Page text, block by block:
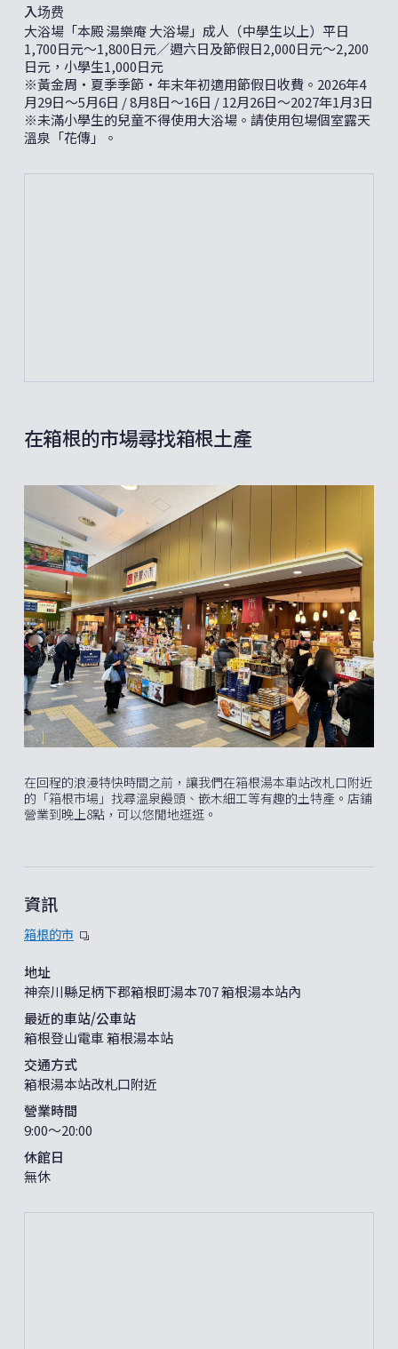
入场费
大浴場「本殿 湯樂庵 大浴場」成人（中學生以上）平日
1,700日元～1,800日元／週六日及節假日2,000日元～2,200
日元，小學生1,000日元
※黃金周・夏季季節・年末年初適用節假日收費。2026年4
月29日～5月6日 / 8月8日〜16日 / 12月26日〜2027年1月3日
※未滿小學生的兒童不得使用大浴場。請使用包場個室露天
溫泉「花傳」。
在箱根的市場尋找箱根土產
在回程的浪漫特快時間之前，讓我們在箱根湯本車站改札口附近
的「箱根市場」找尋溫泉饅頭、嵌木細工等有趣的土特產。店鋪
營業到晚上8點，可以悠閒地逛逛。
資訊
箱根的市
地址
神奈川縣足柄下郡箱根町湯本707 箱根湯本站內
最近的車站/公車站
箱根登山電車 箱根湯本站
交通方式
箱根湯本站改札口附近
營業時間
9:00～20:00
休館日
無休